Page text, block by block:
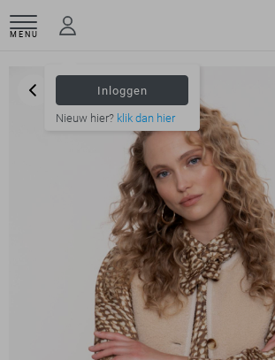
MENU
Inloggen
Nieuw hier? klik dan hier